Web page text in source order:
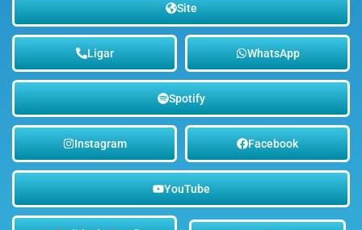
Site
Ligar WhatsApp
Spotify
Instagram Facebook
YouTube